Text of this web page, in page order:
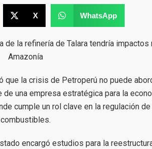
X WhatsApp
de la refinería de Talara tendría
Amazonía
que la crisis de Petroperú no puede
una empresa estratégica para la
cumple un rol clave en la regulación
combustibles.
encargó estudios para la